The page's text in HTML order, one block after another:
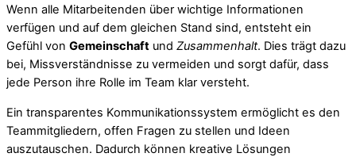
Wenn alle Mitarbeitenden über wichtige Informationen
verfügen und auf dem gleichen Stand sind, entsteht ein
Gefühl von Gemeinschaft und Zusammenhalt. Dies trägt dazu
bei, Missverständnisse zu vermeiden und sorgt dafür, dass
jede Person ihre Rolle im Team klar versteht.
Ein transparentes Kommunikationssystem ermöglicht es den
Teammitgliedern, offen Fragen zu stellen und Ideen
auszutauschen. Dadurch können kreative Lösungen